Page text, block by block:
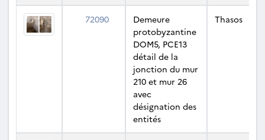
72090
Demeure
protobyzantine
DOM5, PCE13
détail de la
jonction du mur
210 et mur 26
avec
désignation des
entités
Thasos